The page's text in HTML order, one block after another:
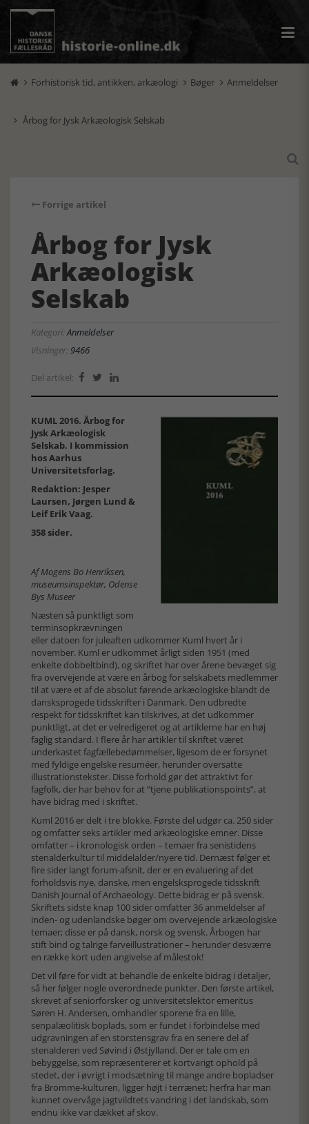
 Forhistorisk tid, antikken, arkæologi  Bøger  Anmeldelser
 Årbog for Jysk Arkæologisk Selskab

Forrige artikel
Årbog for Jysk
Arkæologisk
Selskab
Kategori:Anmeldelser
Visninger:9466
Del artikel:   
KUML 2016. Årbog for
Jysk Arkæologisk
Selskab. I kommission
hos Aarhus
Universitetsforlag.
Redaktion: Jesper
Laursen, Jørgen Lund &
Leif Erik Vaag.
358 sider.
Af Mogens Bo Henriksen,
museumsinspektør, Odense
Bys Museer
Næsten så punktligt som
terminsopkrævningen
eller datoen for juleaften udkommer Kuml hvert år i
november. Kuml er udkommet årligt siden 1951 (med
enkelte dobbeltbind), og skriftet har over årene bevæget sig
fra overvejende at være en årbog for selskabets medlemmer
til at være et af de absolut førende arkæologiske blandt de
dansksprogede tidsskrifter i Danmark. Den udbredte
respekt for tidsskriftet kan tilskrives, at det udkommer
punktligt, at det er velredigeret og at artiklerne har en høj
faglig standard. I flere år har artikler til skriftet været
underkastet fagfællebedømmelser, ligesom de er forsynet
med fyldige engelske resuméer, herunder oversatte
illustrationstekster. Disse forhold gør det attraktivt for
fagfolk, der har behov for at ”tjene publikationspoints”, at
have bidrag med i skriftet.
Kuml 2016 er delt i tre blokke. Første del udgør ca. 250 sider
og omfatter seks artikler med arkæologiske emner. Disse
omfatter – i kronologisk orden – temaer fra senistidens
stenalderkultur til middelalder/nyere tid. Dernæst følger et
fire sider langt forum-afsnit, der er en evaluering af det
forholdsvis nye, danske, men engelsksprogede tidsskrift
Danish Journal of Archaeology. Dette bidrag er på svensk.
Skriftets sidste knap 100 sider omfatter 36 anmeldelser af
inden- og udenlandske bøger om overvejende arkæologiske
temaer; disse er på dansk, norsk og svensk. Årbogen har
stift bind og talrige farveillustrationer – herunder desværre
en række kort uden angivelse af målestok!
Det vil føre for vidt at behandle de enkelte bidrag i detaljer,
så her følger nogle overordnede punkter. Den første artikel,
skrevet af seniorforsker og universitetslektor emeritus
Søren H. Andersen, omhandler sporene fra en lille,
senpalæolitisk boplads, som er fundet i forbindelse med
udgravningen af en storstensgrav fra en senere del af
stenalderen ved Søvind i Østjylland. Der er tale om en
bebyggelse, som repræsenterer et kortvarigt ophold på
stedet, der i øvrigt i modsætning til mange andre bopladser
fra Bromme-kulturen, ligger højt i terrænet; herfra har man
kunnet overvåge jagtvildtets vandring i det landskab, som
endnu ikke var dækket af skov.